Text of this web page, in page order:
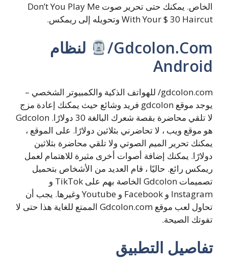
الخاص. يمكنك حتى تحرير صوت Don’t You Play Me
With Your $ 30 Haircut وتحويله إلى ريمكس.
Gdcolon.Com/
لنظام
Android
gdcolon.com/ للهواتف الذكية والكمبيوتر الشخصي –
يوجد موقع gdcolon فريد وشائع حيث يمكنك إعادة مزج
لا تلقي محاضرة بقصة شعرك البالغة 30 دولارًا. Gdcolon
هو موقع ويب ، لا تحاضرني بثلاثين دولارًا. على الموقع ،
يمكنك تحرير الميم الصوتي ولا تلقي محاضرة بثلاثين
دولارًا. يمكنك إضافة أصوات أخرى مثيرة للاهتمام لعمل
ريمكس رائع. حاليًا ، قام العديد من الأشخاص بتحميل
تصميمات Gdcolon الخاصة بهم على TikTok و
Instagram و Facebook و Youtube وغيرها. يجب أن
تحاول لعب موقع Gdcolon.com الممتع للغاية هذا حتى لا
تفوتك الصيحة.
تفاصيل التطبيق